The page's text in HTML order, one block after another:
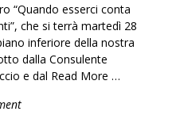
“Quando esserci conta
che si terrà martedì 28
inferiore della nostra
dalla Consulente
e dal Read More …